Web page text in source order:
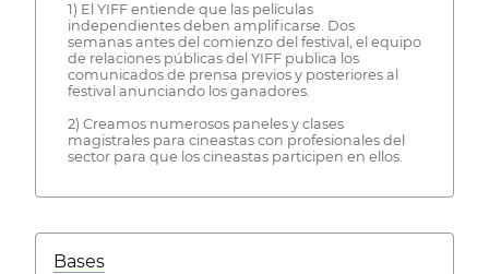
1) El YIFF entiende que las películas
independientes deben amplificarse. Dos
semanas antes del comienzo del festival, el equipo
de relaciones públicas del YIFF publica los
comunicados de prensa previos y posteriores al
festival anunciando los ganadores.
2) Creamos numerosos paneles y clases
magistrales para cineastas con profesionales del
sector para que los cineastas participen en ellos.
Bases